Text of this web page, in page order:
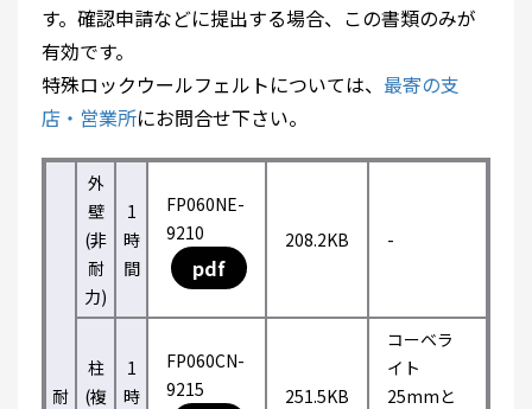
す。確認申請などに提出する場合、この書類のみが
有効です。
特殊ロックウールフェルトについては、 最寄の支
店・営業所にお問合せ下さい。
耐
外
壁
(非
耐
力)
1
時
間
FP060NE-
9210
pdf
208.2KB -
柱
(複
1
時
FP060CN-
9215
251.5KB
コーベラ
イト
25mmと